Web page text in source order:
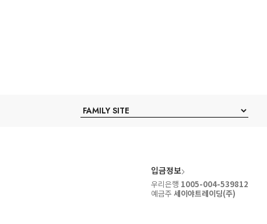
입금정보
우리은행 1005-004-539812
예금주 세이야트레이딩(주)